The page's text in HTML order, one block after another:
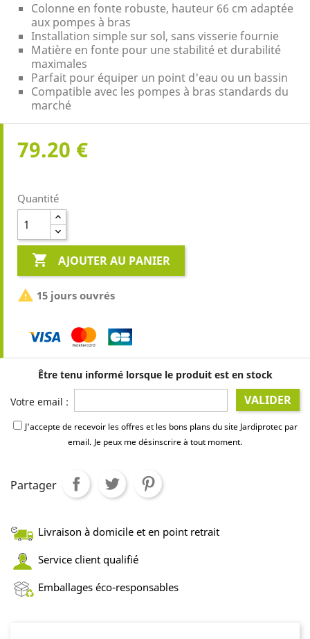
Colonne en fonte robuste, hauteur 66 cm adaptée
aux pompes à bras
Installation simple sur sol, sans visserie fournie
Matière en fonte pour une stabilité et durabilité
maximales
Parfait pour équiper un point d'eau ou un bassin
Compatible avec les pompes à bras standards du
marché
79.20 €
Quantité
 AJOUTER AU PANIER
 15 jours ouvrés
Être tenu informé lorsque le produit est en stock
Votre email : VALIDER
J'accepte de recevoir les offres et les bons plans du site Jardiprotec par
email. Je peux me désinscrire à tout moment.
Partager
Livraison à domicile et en point retrait
Service client qualifié
Emballages éco-responsables